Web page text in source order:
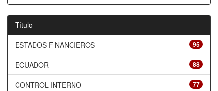
Título
95
ESTADOS FINANCIEROS
88
ECUADOR
77
CONTROL INTERNO